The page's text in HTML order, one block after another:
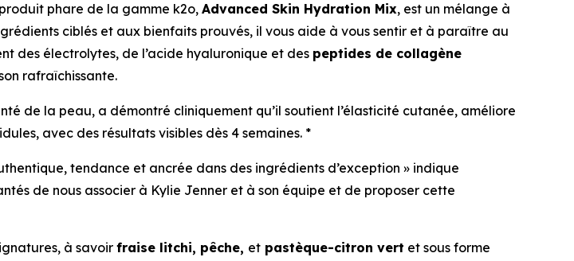
phare de la gamme k2o, Advanced Skin Hydration Mix, est un mélange à
ciblés et aux bienfaits prouvés, il vous aide à vous sentir et à paraître au
des électrolytes, de l’acide hyaluronique et des peptides de collagène
rafraîchissante.
de la peau, a démontré cliniquement qu’il soutient l’élasticité cutanée, améliore
avec des résultats visibles dès 4 semaines. *
tendance et ancrée dans des ingrédients d’exception » indique
de nous associer à Kylie Jenner et à son équipe et de proposer cette
à savoir fraise litchi, pêche, et pastèque-citron vert et sous forme